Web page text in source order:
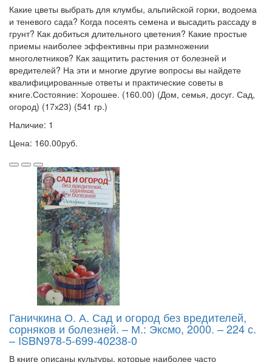
Какие цветы выбрать для клумбы, альпийской горки, водоема
и теневого сада? Когда посеять семена и высадить рассаду в
грунт? Как добиться длительного цветения? Какие простые
приемы наиболее эффективны при размножении
многолетников? Как защитить растения от болезней и
вредителей? На эти и многие другие вопросы вы найдете
квалифицированные ответы и практические советы в
книге.Состояние: Хорошее. (160.00) (Дом, семья, досуг. Сад,
огород) (17х23) (541 гр.)
Наличие: 1
Цена: 160.00руб.
Ганичкина О. А. Сад и огород без вредителей,
сорняков и болезней. – М.: Эксмо, 2000. – 224 с.
– ISBN978-5-699-40238-0
В книге описаны культуры, которые наиболее часто